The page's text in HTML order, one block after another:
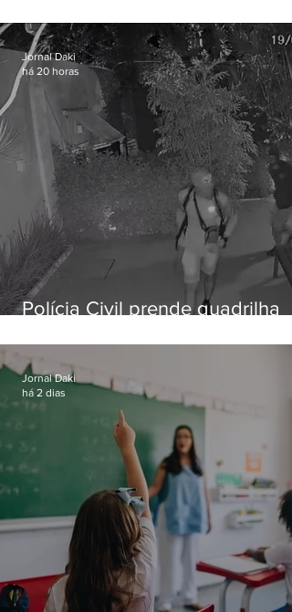
Polícia Civil prende quadrilha
residências de luxo no Rio
Jornal Daki
há 20 horas
Jornal Daki
há 2 dias